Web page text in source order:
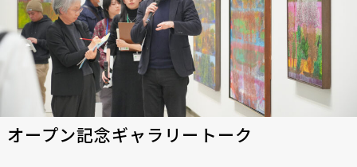
オープン記念ギャラリートーク